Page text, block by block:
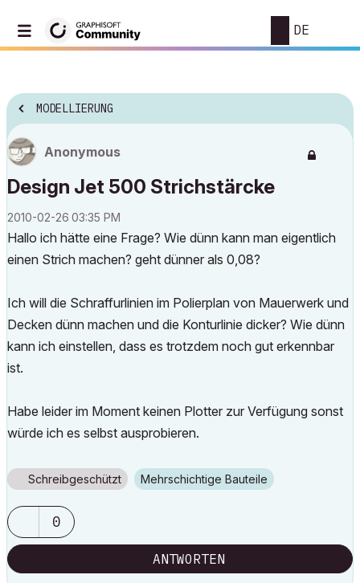
DE
MODELLIERUNG
Anonymous
Design Jet 500 Strichstärcke
‎2010-02-26 03:35 PM
Hallo ich hätte eine Frage? Wie dünn kann man eigentlich
einen Strich machen? geht dünner als 0,08?
Ich will die Schraffurlinien im Polierplan von Mauerwerk und
Decken dünn machen und die Konturlinie dicker? Wie dünn
kann ich einstellen, dass es trotzdem noch gut erkennbar
ist.
Habe leider im Moment keinen Plotter zur Verfügung sonst
würde ich es selbst ausprobieren.
Schreibgeschützt Mehrschichtige Bauteile
0
ANTWORTEN